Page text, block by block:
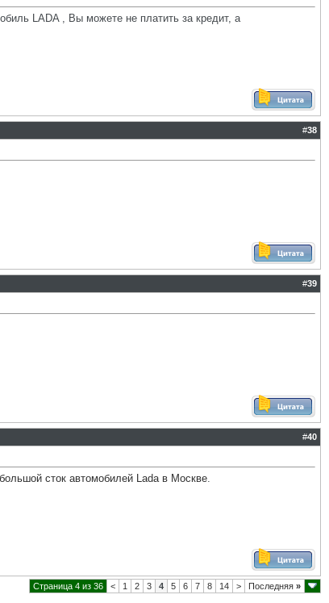
LADA , Вы можете не платить за кредит, а
#38
#39
#40
сток автомобилей Lada в Москве.
Страница 4 из 36 < 1 2 3 4 5 6 7 8 14 > Последняя »